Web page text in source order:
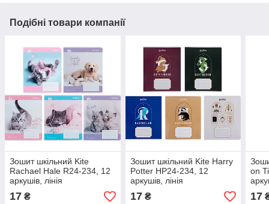
Подібні товари компанії
Зошит шкільний Kite
Rachael Hale R24-234, 12
аркушів, лінія
17 ₴
Зошит шкільний Kite Harry
Potter HP24-234, 12
аркушів, лінія
17₴
on
17